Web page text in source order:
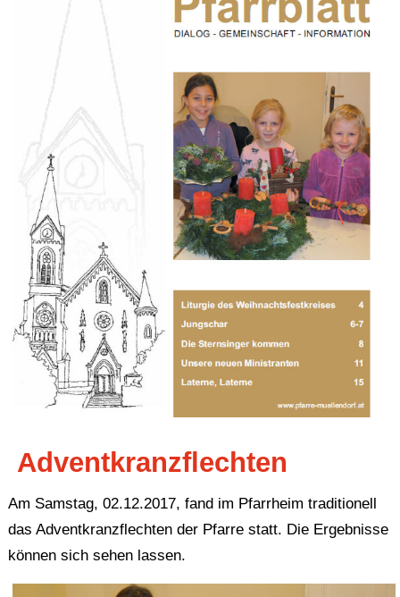
Adventkranzflechten
Am Samstag, 02.12.2017, fand im Pfarrheim traditionell
das Adventkranzflechten der Pfarre statt. Die Ergebnisse
können sich sehen lassen.